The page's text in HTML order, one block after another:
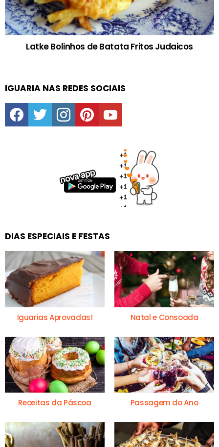
Latke Bolinhos de Batata Fritos Judaicos
IGUARIA NAS REDES SOCIAIS
facebooktwitter instagrampinterestyoutube
DIAS ESPECIAIS E FESTAS
Iguarias Aprovadas! Natal e Consoada
Receitas da Páscoa Passagem do Ano